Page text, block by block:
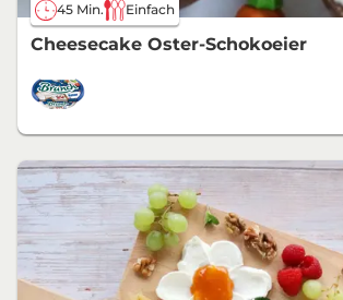
45 Min. Einfach
Cheesecake Oster-Schokoeier